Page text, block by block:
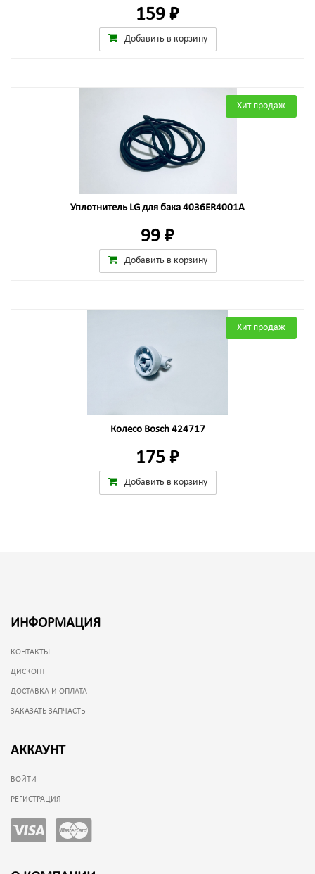
159 ₽
Добавить в корзину
Хит продаж
Уплотнитель LG для бака 4036ER4001A
99 ₽
Добавить в корзину
Хит продаж
Колесо Bosch 424717
175 ₽
Добавить в корзину
ИНФОРМАЦИЯ
КОНТАКТЫ
ДИСКОНТ
ДОСТАВКА И ОПЛАТА
ЗАКАЗАТЬ ЗАПЧАСТЬ
АККАУНТ
ВОЙТИ
РЕГИСТРАЦИЯ